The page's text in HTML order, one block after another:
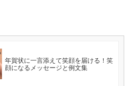
年賀状に一言添えて笑顔を届ける！笑
顔になるメッセージと例文集